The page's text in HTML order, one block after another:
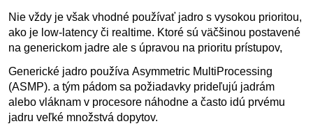
Nie vždy je však vhodné používať jadro s vysokou prioritou,
ako je low-latency či realtime. Ktoré sú väčšinou postavené
na generickom jadre ale s úpravou na prioritu prístupov,
Generické jadro používa Asymmetric MultiProcessing
(ASMP). a tým pádom sa požiadavky prideľujú jadrám
alebo vláknam v procesore náhodne a často idú prvému
jadru veľké množstvá dopytov.